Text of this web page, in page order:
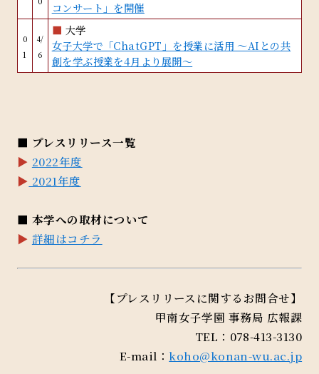
コンサート」を開催
0
1
4/
6
■ 大学
女子大学で「ChatGPT」を授業に活用 〜AIとの共
創を学ぶ授業を4月より展開〜
■ プレスリリース一覧
▶︎ 2022年度
▶︎ 2021年度
■ 本学への取材について
▶︎ 詳細はコチラ
【プレスリリースに関するお問合せ】
甲南女子学園 事務局 広報課
TEL：078-413-3130
E-mail：koho@konan-wu.ac.jp